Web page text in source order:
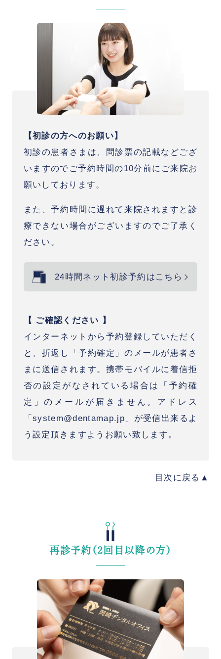
【初診の方へのお願い】
初診の患者さまは、問診票の記載などござ
いますのでご予約時間の10分前にご来院お
願いしております。
また、予約時間に遅れて来院されますと診
療できない場合がございますのでご了承く
ださい。
24時間ネット初診予約はこちら
【 ご確認ください 】
インターネットから予約登録していただく
と、折返し「予約確定」のメールが患者さ
まに送信されます。携帯モバイルに着信拒
否の設定がなされている場合は「予約確
定」のメールが届きません。アドレス
「system@dentamap.jp」が受信出来るよ
う設定頂きますようお願い致します。
目次に戻る
再診予約（2回目以降の方）